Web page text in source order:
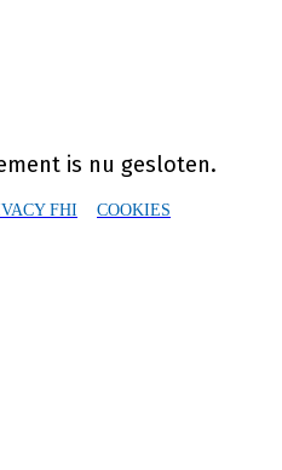
is nu gesloten.
FHI COOKIES